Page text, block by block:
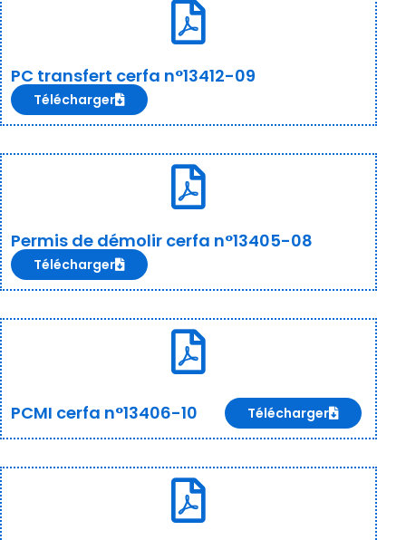
PC transfert cerfa n°13412-09
Télécharger
Permis de démolir cerfa n°13405-08
Télécharger
PCMI cerfa n°13406-10 Télécharger